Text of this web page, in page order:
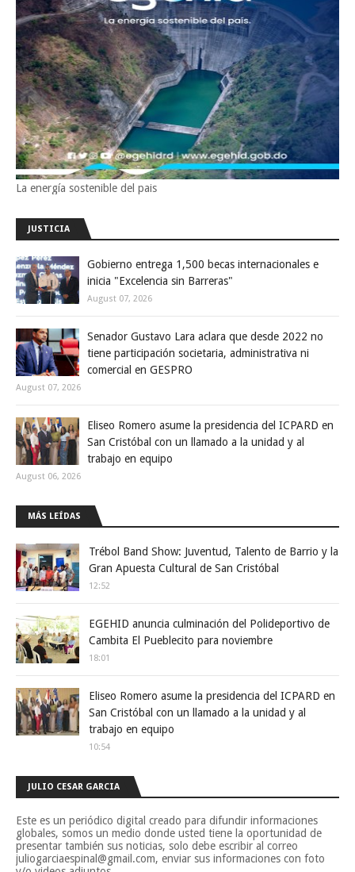
La energía sostenible del pais
JUSTICIA
Gobierno entrega 1,500 becas internacionales e
inicia "Excelencia sin Barreras"
August 07, 2026
Senador Gustavo Lara aclara que desde 2022 no
tiene participación societaria, administrativa ni
comercial en GESPRO
August 07, 2026
Eliseo Romero asume la presidencia del ICPARD en
San Cristóbal con un llamado a la unidad y al
trabajo en equipo
August 06, 2026
MÁS LEÍDAS
Trébol Band Show: Juventud, Talento de Barrio y la
Gran Apuesta Cultural de San Cristóbal
12:52
EGEHID anuncia culminación del Polideportivo de
Cambita El Pueblecito para noviembre
18:01
Eliseo Romero asume la presidencia del ICPARD en
San Cristóbal con un llamado a la unidad y al
trabajo en equipo
10:54
JULIO CESAR GARCIA
Este es un periódico digital creado para difundir informaciones
globales, somos un medio donde usted tiene la oportunidad de
presentar también sus noticias, solo debe escribir al correo
juliogarciaespinal@gmail.com, enviar sus informaciones con foto